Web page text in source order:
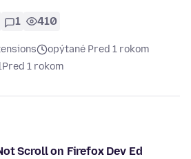
1 410
opýtané Pred 1 rokom
Pred 1 rokom
Scroll on Firefox Dev Ed